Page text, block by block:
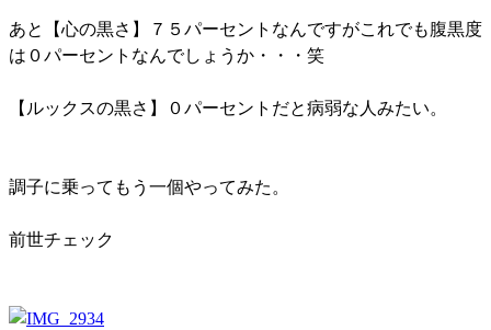
あと【心の黒さ】７５パーセントなんですがこれでも腹黒度
は０パーセントなんでしょうか・・・笑
【ルックスの黒さ】０パーセントだと病弱な人みたい。
調子に乗ってもう一個やってみた。
前世チェック